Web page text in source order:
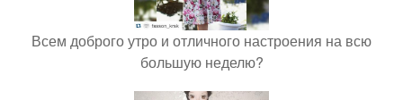
Всем доброго утро и отличного настроения на всю
большую неделю?